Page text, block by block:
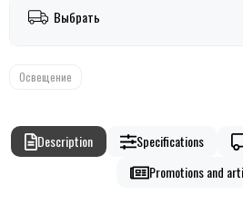
Выбрать
Освещение
Description Specifications
Promotions and